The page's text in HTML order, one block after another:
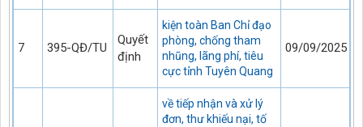
7 395-QĐ/TU
Quyết
định
kiện toàn Ban Chỉ đạo
phòng, chống tham
nhũng, lãng phí, tiêu
cực tỉnh Tuyên Quang
09/09/2025
về tiếp nhận và xử lý
đơn, thư khiếu nại, tố